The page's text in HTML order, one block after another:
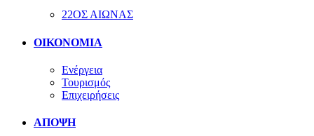
22ΟΣ ΑΙΩΝΑΣ
ΟΙΚΟΝΟΜΙΑ
Ενέργεια
Τουρισμός
Επιχειρήσεις
ΑΠΟΨΗ